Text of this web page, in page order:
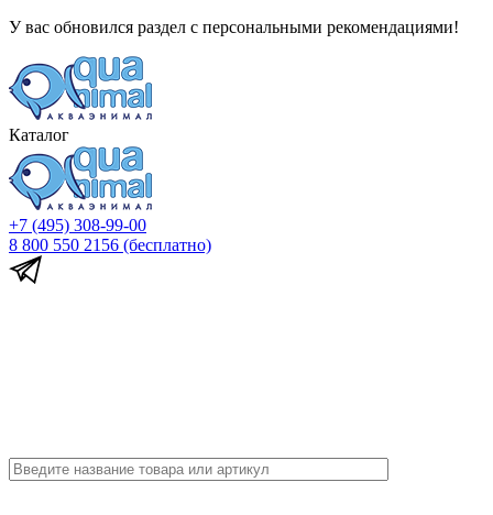
У вас обновился раздел с персональными рекомендациями!
Каталог
+7 (495) 308-99-00
8 800 550 2156 (бесплатно)